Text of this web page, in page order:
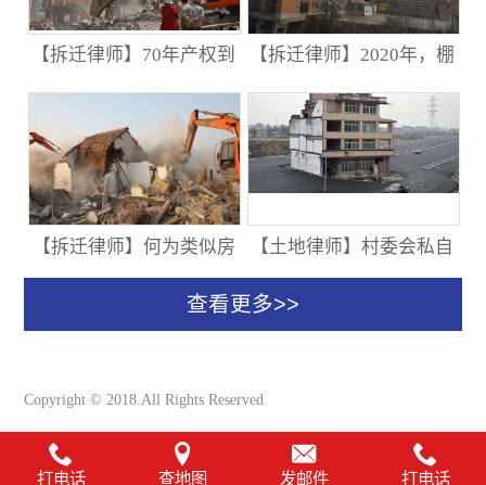
【拆迁律师】70年产权到
章说明白了
【拆迁律师】2020年，棚
准、补偿方式（一览）
【拆迁律师】何为类似房
地产价格？≠新建商品房
多少钱补多少？
【土地律师】村委会私自
将土地承包给外村人，合
Copyright © 2018.All Rights Reserved
打电话 查地图 发邮件 打电话